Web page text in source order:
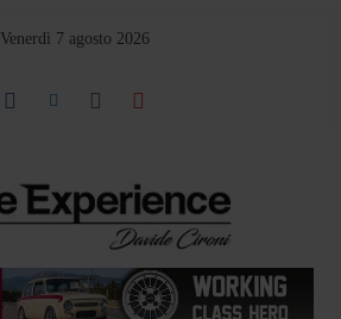
Venerdì 7 agosto 2026